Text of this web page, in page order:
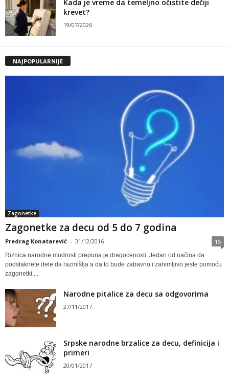
Kada je vreme da temeljno očistite dečiji
krevet?
19/07/2026
NAJPOPULARNIJE
Zagonetke
Zagonetke za decu od 5 do 7 godina
Predrag Konatarević - 31/12/2016 15
Riznica narodne mudrosti prepuna je dragocenosti. Jedan od načina da
podstaknete dete da razmišlja a da to bude zabavno i zanimljivo jeste pomoću
zagonetki....
Narodne pitalice za decu sa odgovorima
27/11/2017
Srpske narodne brzalice za decu, definicija i
primeri
20/01/2017